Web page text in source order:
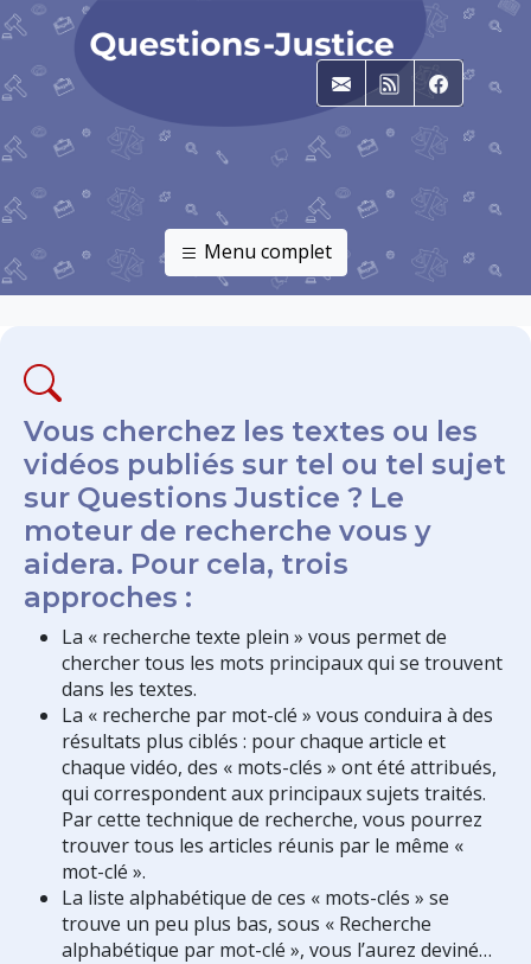
E-mailRSS
Menu complet
Vous cherchez les textes ou les
vidéos publiés sur tel ou tel sujet
sur Questions Justice ? Le
moteur de recherche vous y
aidera. Pour cela, trois
approches :
La « recherche texte plein » vous permet de
chercher tous les mots principaux qui se trouvent
dans les textes.
La « recherche par mot-clé » vous conduira à des
résultats plus ciblés : pour chaque article et
chaque vidéo, des « mots-clés » ont été attribués,
qui correspondent aux principaux sujets traités.
Par cette technique de recherche, vous pourrez
trouver tous les articles réunis par le même «
mot-clé ».
La liste alphabétique de ces « mots-clés » se
trouve un peu plus bas, sous « Recherche
alphabétique par mot-clé », vous l’aurez deviné…